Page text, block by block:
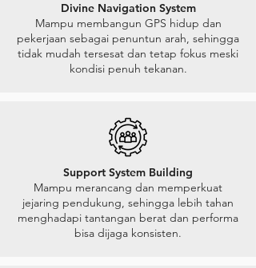
Divine Navigation System
Mampu membangun GPS hidup dan
pekerjaan sebagai penuntun arah, sehingga
tidak mudah tersesat dan tetap fokus meski
kondisi penuh tekanan.
Support System Building
Mampu merancang dan memperkuat
jejaring pendukung, sehingga lebih tahan
menghadapi tantangan berat dan performa
bisa dijaga konsisten.